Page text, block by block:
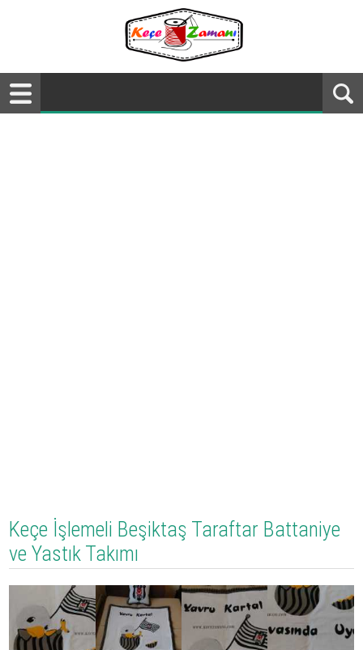
Keçe İşlemeli Beşiktaş Taraftar Battaniye
ve Yastık Takımı